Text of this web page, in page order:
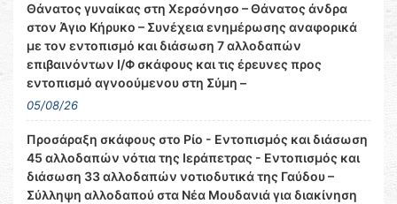
Θάνατος γυναίκας στη Χερσόνησο – Θάνατος άνδρα
στον Άγιο Κήρυκο – Συνέχεια ενημέρωσης αναφορικά
με τον εντοπισμό και διάσωση 7 αλλοδαπών
επιβαινόντων Ι/Φ σκάφους και τις έρευνες προς
εντοπισμό αγνοούμενου στη Σύμη –
05/08/26
Προσάραξη σκάφους στο Ρίο - Εντοπισμός και διάσωση
45 αλλοδαπών νότια της Ιεράπετρας - Εντοπισμός και
διάσωση 33 αλλοδαπών νοτιοδυτικά της Γαύδου –
Σύλληψη αλλοδαπού στα Νέα Μουδανιά για διακίνηση